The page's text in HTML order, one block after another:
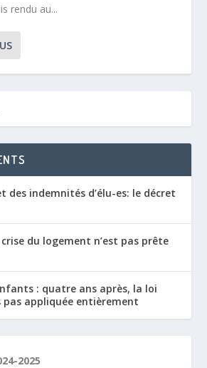
rendu au...
des indemnités d’élu-es: le décret
du logement n’est pas prête
: quatre ans après, la loi
appliquée entièrement
2025